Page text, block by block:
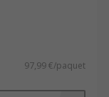
97,99 €/paquet